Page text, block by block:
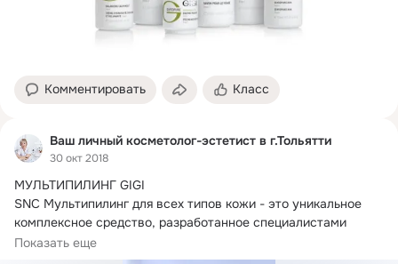
Комментировать Класс
Ваш личный косметолог-эстетист в г.Тольятти
30 окт 2018
МУЛЬТИПИЛИНГ GIGI
SNC Мультипилинг для всех типов кожи - это уникальное
комплексное средство, разработанное специалистами
израильской...
Показать еще